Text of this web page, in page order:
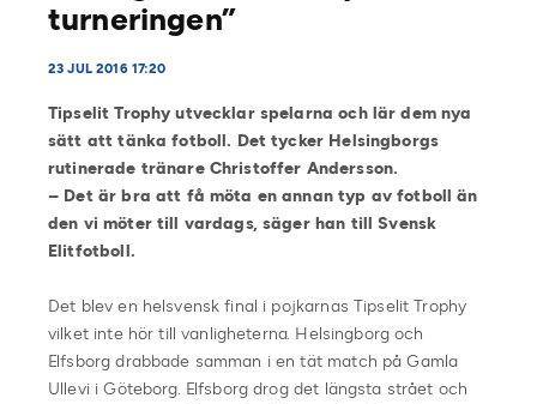
turneringen”
23 JUL 2016 17:20
Tipselit Trophy utvecklar spelarna och lär dem nya
sätt att tänka fotboll. Det tycker Helsingborgs
rutinerade tränare Christoffer Andersson.
– Det är bra att få möta en annan typ av fotboll än
den vi möter till vardags, säger han till Svensk
Elitfotboll.
Det blev en helsvensk final i pojkarnas Tipselit Trophy
vilket inte hör till vanligheterna. Helsingborg och
Elfsborg drabbade samman i en tät match på Gamla
Ullevi i Göteborg. Elfsborg drog det längsta strået och